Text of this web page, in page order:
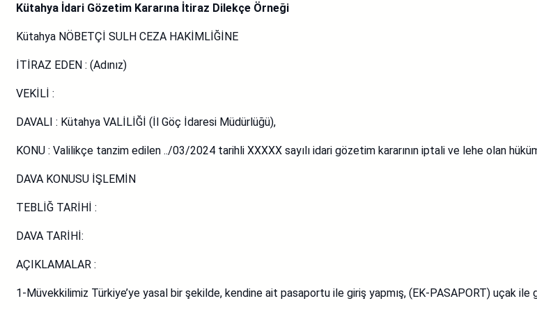
Kütahya İdari Gözetim Kararına İtiraz Dilekçe Örneği
Kütahya NÖBETÇİ SULH CEZA HAKİMLİĞİNE
İTİRAZ EDEN : (Adınız)
VEKİLİ :
DAVALI : Kütahya VALİLİĞİ (İl Göç İdaresi Müdürlüğü),
KONU : Valilikçe tanzim edilen ../03/2024 tarihli XXXXX sayılı idari gözetim kararının iptali ve lehe olan
DAVA KONUSU İŞLEMİN
TEBLİĞ TARİHİ :
DAVA TARİHİ:
AÇIKLAMALAR :
1-Müvekkilimiz Türkiye’ye yasal bir şekilde, kendine ait pasaportu ile giriş yapmış, (EK-PASAPORT) uçak